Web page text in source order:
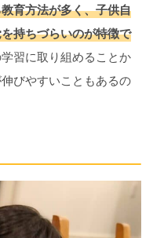
育方法が多く、子供自
持ちづらいのが特徴で
習に取り組めることか
びやすいこともあるの